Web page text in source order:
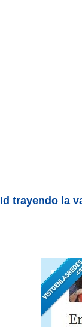
Id trayendo la